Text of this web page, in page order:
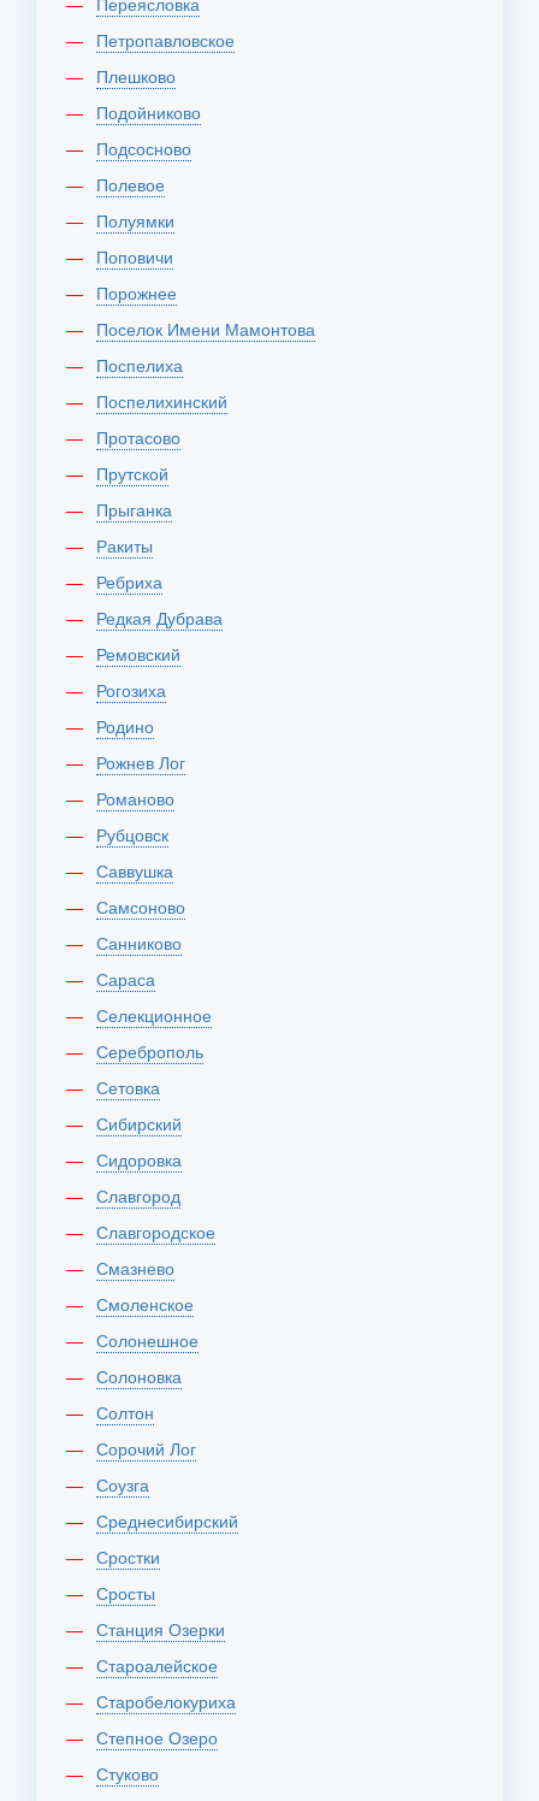
Петропавловское
Плешково
Подойниково
Подсосново
Полевое
Полуямки
Поповичи
Порожнее
Поселок Имени Мамонтова
Поспелиха
Поспелихинский
Протасово
Прутской
Прыганка
Ракиты
Ребриха
Редкая Дубрава
Ремовский
Рогозиха
Родино
Рожнев Лог
Романово
Рубцовск
Саввушка
Самсоново
Санниково
Сараса
Селекционное
Сереброполь
Сетовка
Сибирский
Сидоровка
Славгород
Славгородское
Смазнево
Смоленское
Солонешное
Солоновка
Солтон
Сорочий Лог
Соузга
Среднесибирский
Сростки
Сросты
Станция Озерки
Староалейское
Старобелокуриха
Степное Озеро
Стуково